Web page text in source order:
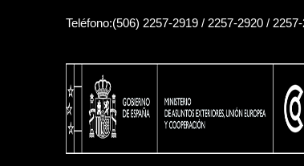
Teléfono:(506) 2257-2919 / 2257-2920 /